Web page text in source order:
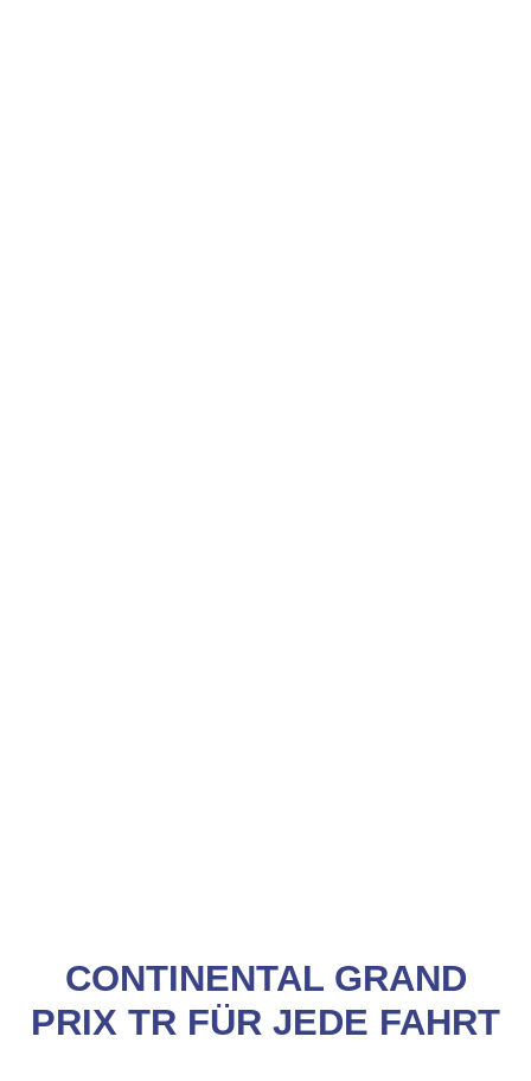
CONTINENTAL GRAND
PRIX TR FÜR JEDE FAHRT